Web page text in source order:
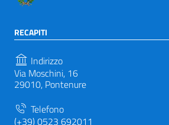
RECAPITI
Indirizzo
Via Moschini, 16
29010, Pontenure
Telefono
(+39) 0523 692011